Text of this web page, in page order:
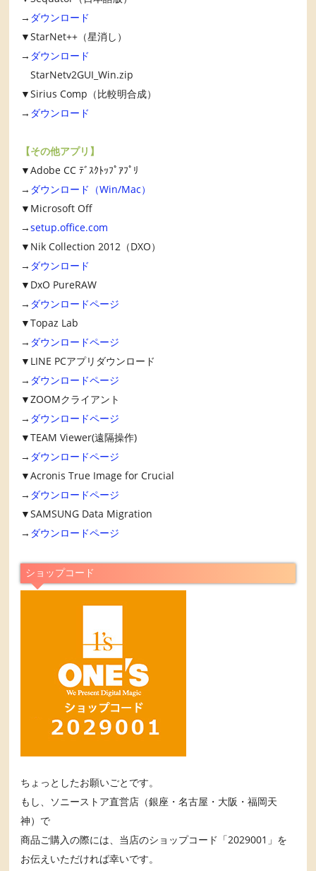
→ ダウンロード
▼StarNet++（星消し）
→ ダウンロード
StarNetv2GUI_Win.zip
▼Sirius Comp（比較明合成）
→ ダウンロード
【その他アプリ】
▼Adobe CC ﾃﾞｽｸﾄｯﾌﾟｱﾌﾟﾘ
→ ダウンロード（Win/Mac）
▼Microsoft Off
→setup.office.com
▼Nik Collection 2012（DXO）
→ ダウンロード
▼DxO PureRAW
→ ダウンロードページ
▼Topaz Lab
→ ダウンロードページ
▼LINE PCアプリダウンロード
→ ダウンロードページ
▼ZOOMクライアント
→ ダウンロードページ
▼TEAM Viewer(遠隔操作)
→ ダウンロードページ
▼Acronis True Image for Crucial
→ ダウンロードページ
▼SAMSUNG Data Migration
→ ダウンロードページ
ショップコード
ちょっとしたお願いごとです。
もし、ソニーストア直営店（銀座・名古屋・大阪・福岡天
神）で
商品ご購入の際には、当店のショップコード「2029001」を
お伝えいただければ幸いです。